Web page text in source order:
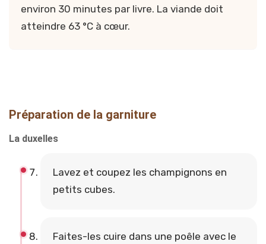
environ 30 minutes par livre. La viande doit
atteindre 63 °C à cœur.
Préparation de la garniture
La duxelles
Lavez et coupez les champignons en
petits cubes.
Faites-les cuire dans une poêle avec le